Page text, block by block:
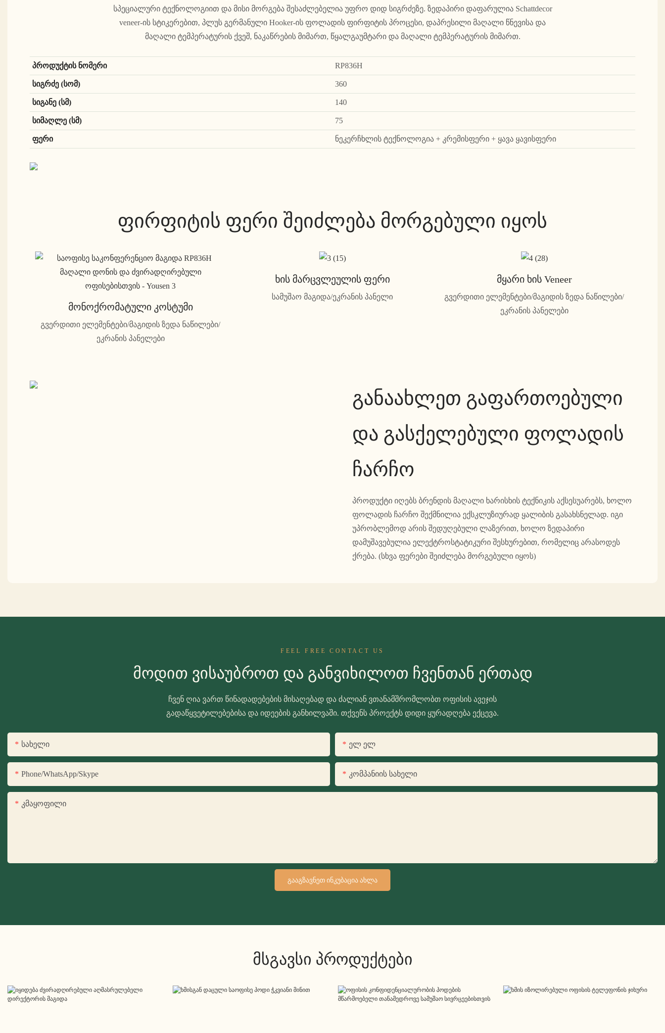
სპეციალური ტექნოლოგიით და მისი მორგება შესაძლებელია უფრო დიდ სიგრძეზე. ზედაპირი დაფარულია Schattdecor
veneer-ის სტიკერებით, პლუს გერმანული Hooker-ის ფოლადის ფირფიტის პროცესი, დაპრესილი მაღალი წნევისა და
მაღალი ტემპერატურის ქვეშ, ნაკაწრების მიმართ, წყალგაუმტარი და მაღალი ტემპერატურის მიმართ.
პროდუქტის ნომერი
RP836H
სიგრძე (სომ)
360
სიგანე (სმ)
140
სიმაღლე (სმ)
75
ფერი
ნეკერჩხლის ტექნოლოგია + კრემისფერი + ყავა ყავისფერი
ფირფიტის ფერი შეიძლება მორგებული იყოს
Მონოქრომატული Კოსტუმი
გვერდითი ელემენტები/მაგიდის ზედა ნაწილები/
ეკრანის პანელები
Ხის Მარცვლეულის Ფერი
სამუშაო მაგიდა/ეკრანის პანელი
Მყარი Ხის Veneer
გვერდითი ელემენტები/მაგიდის ზედა ნაწილები/
ეკრანის პანელები
განაახლეთ გაფართოებული
და გასქელებული ფოლადის
ჩარჩო
პროდუქტი იღებს ბრენდის მაღალი ხარისხის ტექნიკის აქსესუარებს, ხოლო
ფოლადის ჩარჩო შექმნილია ექსკლუზიურად ყალიბის გასახსნელად. იგი
უპრობლემოდ არის შედუღებული ლაზერით, ხოლო ზედაპირი
დამუშავებულია ელექტროსტატიკური შესხურებით, რომელიც არასოდეს
ქრება. (სხვა ფერები შეიძლება მორგებული იყოს)
FEEL FREE CONTACT US
Მოდით Ვისაუბროთ Და Განვიხილოთ Ჩვენთან Ერთად
ჩვენ ღია ვართ წინადადებების მისაღებად და ძალიან ვთანამშრომლობთ ოფისის ავეჯის
გადაწყვეტილებებისა და იდეების განხილვაში. თქვენს პროექტს დიდი ყურადღება ექცევა.
Სახელი Ელ Ელ
Phone/WhatsApp/Skype Კომპანიის Სახელი
Კმაყოფილი
ᲒᲐᲐᲒᲖᲐᲕᲜᲔᲗ ᲘᲜᲙᲣᲑᲐᲪᲘᲐ ᲐᲮᲚᲐ
Მსგავსი Პროდუქტები